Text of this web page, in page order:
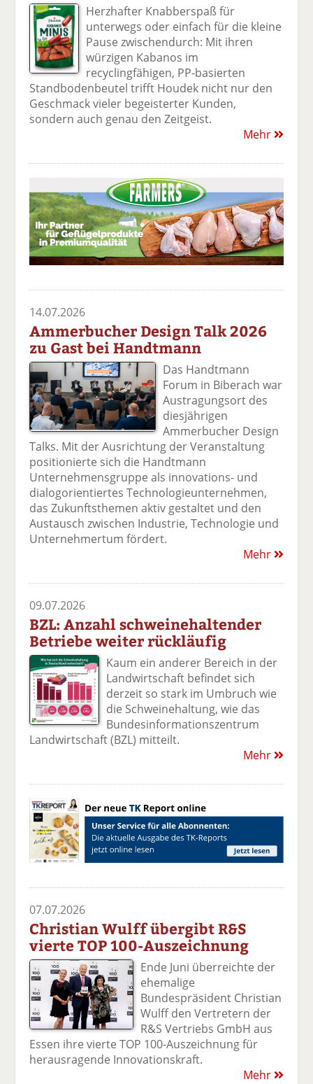
Herzhafter Knabberspaß für
unterwegs oder einfach für die kleine
Pause zwischendurch: Mit ihren
würzigen Kabanos im
recyclingfähigen, PP-basierten
Standbodenbeutel trifft Houdek nicht nur den
Geschmack vieler begeisterter Kunden,
sondern auch genau den Zeitgeist.
Mehr
14.07.2026
Ammerbucher Design Talk 2026
zu Gast bei Handtmann
Das Handtmann
Forum in Biberach war
Austragungsort des
diesjährigen
Ammerbucher Design
Talks. Mit der Ausrichtung der Veranstaltung
positionierte sich die Handtmann
Unternehmensgruppe als innovations- und
dialogorientiertes Technologieunternehmen,
das Zukunftsthemen aktiv gestaltet und den
Austausch zwischen Industrie, Technologie und
Unternehmertum fördert.
Mehr
09.07.2026
BZL: Anzahl schweinehaltender
Betriebe weiter rückläufig
Kaum ein anderer Bereich in der
Landwirtschaft befindet sich
derzeit so stark im Umbruch wie
die Schweinehaltung, wie das
Bundesinformationszentrum
Landwirtschaft (BZL) mitteilt.
Mehr
07.07.2026
Christian Wulff übergibt R&S
vierte TOP 100-Auszeichnung
Ende Juni überreichte der
ehemalige
Bundespräsident Christian
Wulff den Vertretern der
R&S Vertriebs GmbH aus
Essen ihre vierte TOP 100-Auszeichnung für
herausragende Innovationskraft.
Mehr